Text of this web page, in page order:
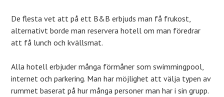
De flesta vet att på ett B&B erbjuds man få frukost,
alternativt borde man reservera hotell om man föredrar
att få lunch och kvällsmat.
Alla hotell erbjuder många förmåner som swimmingpool,
internet och parkering. Man har möjlighet att välja typen av
rummet baserat på hur många personer man har i sin grupp.